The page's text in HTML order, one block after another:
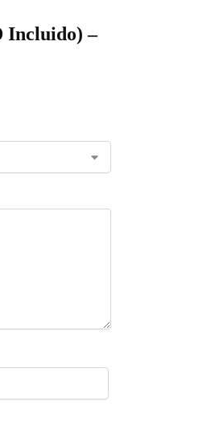
Incluido) –